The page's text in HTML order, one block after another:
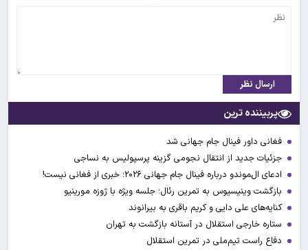
ارسال نظر
پربیننده ترین
فغانی داور فینال جام جهانی شد
جزئیات جدید از انتقال نجومی گزینه پرسپولیس به نساجی
ادعای ال‌‍موندو درباره فینال جام جهانی ۲۰۲۶؛ خبری از فغانی نیست!
بازگشت وینیسیوس به تمرین رئال؛ جلسه ویژه با ژوزه مورینیو
کنایه‌های علی دایی و کریم باقری به بیرانوند
ستاره خارجی استقلال در آستانه بازگشت به تهران
دفاع راست تیم‌ملی در تمرین استقلال